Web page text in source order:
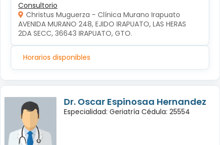
Consultorio
Christus Muguerza - Clínica Murano Irapuato
AVENIDA MURANO 248, EJIDO IRAPUATO, LAS HERAS
2DA SECC, 36643 IRAPUATO, GTO.
Horarios disponibles
Dr. Oscar Espinosaa Hernandez
Especialidad: Geriatría Cédula: 25554